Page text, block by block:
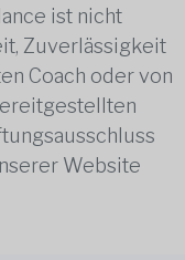
ist nicht
Zuverlässigkeit
Coach oder von
Website